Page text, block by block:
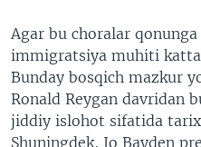
Agar bu choralar
immigratsiya muhiti
Bunday bosqich mazkur
Ronald Reygan davridan
jiddiy islohot sifatida
Shuningdek, Jo Bayden